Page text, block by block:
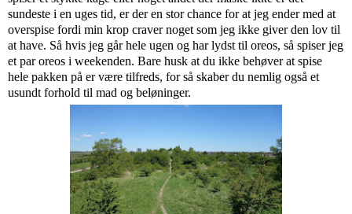
sundeste i en uges tid, er der en stor chance for at jeg ender med at
overspise fordi min krop craver noget som jeg ikke giver den lov til
at have. Så hvis jeg går hele ugen og har lydst til oreos, så spiser jeg
et par oreos i weekenden. Bare husk at du ikke behøver at spise
hele pakken på er være tilfreds, for så skaber du nemlig også et
usundt forhold til mad og beløninger.